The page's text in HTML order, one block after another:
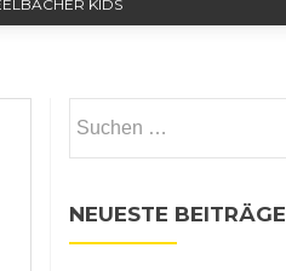
KIDS
nach:
NEUESTE BEITRÄGE